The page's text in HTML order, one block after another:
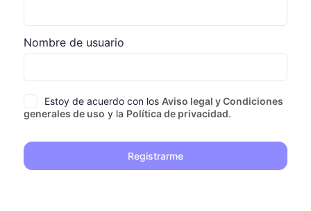
Nombre de usuario
Estoy de acuerdo con los Aviso legal y Condiciones
generales de uso y la Política de privacidad.